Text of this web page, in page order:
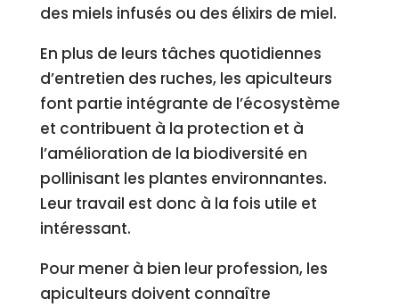
des miels infusés ou des élixirs de miel.
En plus de leurs tâches quotidiennes
d’entretien des ruches, les apiculteurs
font partie intégrante de l’écosystème
et contribuent à la protection et à
l’amélioration de la biodiversité en
pollinisant les plantes environnantes.
Leur travail est donc à la fois utile et
intéressant.
Pour mener à bien leur profession, les
apiculteurs doivent connaître